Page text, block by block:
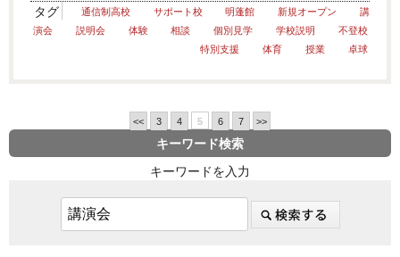
タグ 通信制高校 サポート校 明蓬館 新規オープン
講
演会
説明会 体験 相談 個別見学 学校説明
不登校
特別支援
体育 授業 卓球
<< 3 4 5 6 7 >>
キーワード検索
キーワードを入力